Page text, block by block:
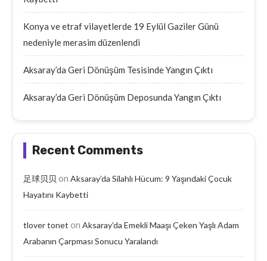
Konya ve etraf vilayetlerde 19 Eylül Gaziler Günü
nedeniyle merasim düzenlendi
Aksaray’da Geri Dönüşüm Tesisinde Yangın Çıktı
Aksaray’da Geri Dönüşüm Deposunda Yangın Çıktı
Recent Comments
足球贝贝 on Aksaray’da Silahlı Hücum: 9 Yaşındaki Çocuk
Hayatını Kaybetti
tlover tonet on Aksaray’da Emekli Maaşı Çeken Yaşlı Adam
Arabanın Çarpması Sonucu Yaralandı